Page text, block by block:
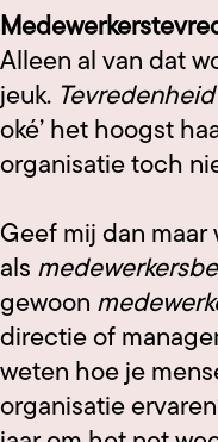
Alleen al van dat
jeuk. Tevredenheid
oké’ het hoogst
organisatie toch
Geef mij dan maar
als
gewoon
directie of
weten hoe je
organisatie